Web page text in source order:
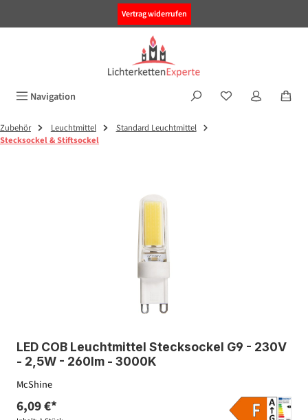
Vertrag widerrufen
Navigation
Zubehör Leuchtmittel
Standard Leuchtmittel
Stecksockel & Stiftsockel
LED COB Leuchtmittel Stecksockel G9 - 230V
- 2,5W - 260lm - 3000K
McShine
6,09 €*